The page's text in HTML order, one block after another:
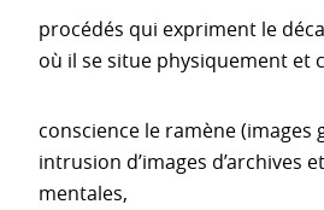
procédés qui expriment le
où il se situe physiquement et
conscience le ramène (images
intrusion d’images d’archives
mentales,